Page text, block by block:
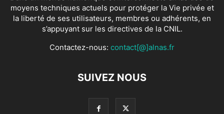
moyens techniques actuels pour protéger la Vie privée et
la liberté de ses utilisateurs, membres ou adhérents, en
s’appuyant sur les directives de la CNIL.
Contactez-nous: contact[@]alnas.fr
SUIVEZ NOUS